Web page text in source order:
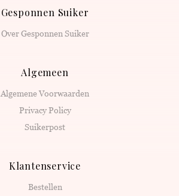
Gesponnen Suiker
Over Gesponnen Suiker
Algemeen
Algemene Voorwaarden
Privacy Policy
Suikerpost
Klantenservice
Bestellen